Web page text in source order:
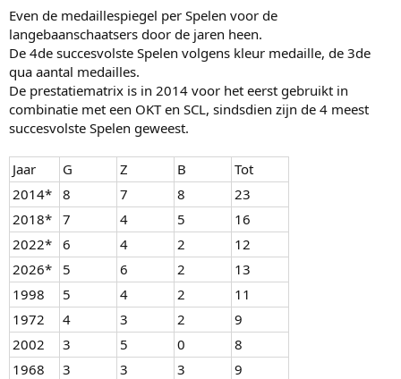
Even de medaillespiegel per Spelen voor de
langebaanschaatsers door de jaren heen.
De 4de succesvolste Spelen volgens kleur medaille, de 3de
qua aantal medailles.
De prestatiematrix is in 2014 voor het eerst gebruikt in
combinatie met een OKT en SCL, sindsdien zijn de 4 meest
succesvolste Spelen geweest.
Jaar G Z B
Tot
2014* 8 7 8
23
2018* 7 4 5
16
2022* 6 4 2
12
2026*
5 6 2
13
1998
5 4 2
11
1972
4 3 2
9
2002
3 5 0
8
1968
3 3 3
9